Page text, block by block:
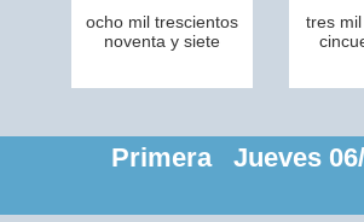
ocho mil trescientos
noventa y siete
tres
Primera Jueves